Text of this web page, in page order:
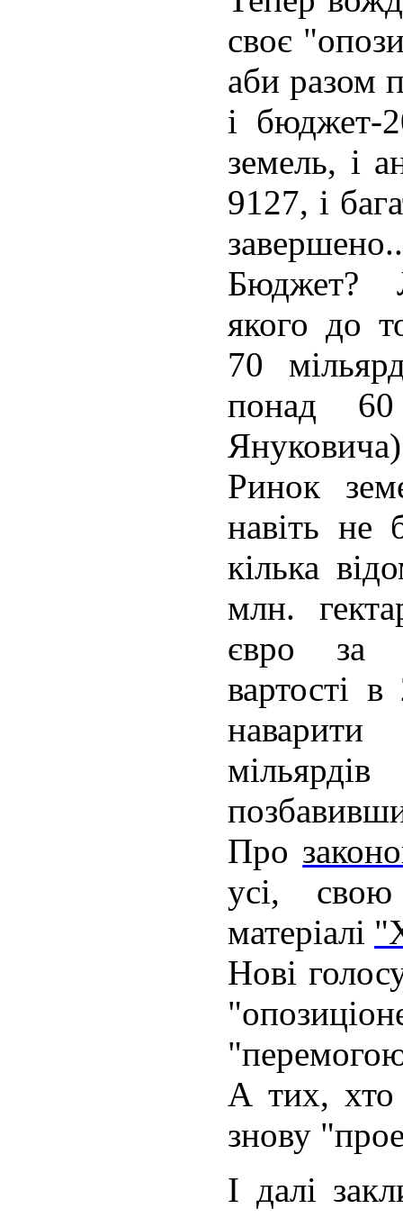
своє
аби разом
і бюджет-
земель, і
9127, і
Бюджет?
якого до
70
понад
Ринок
навіть не
кілька
млн.
євро за
вартості
Про
усі,
матеріалі
Нові
А тих, хто
знову
І далі